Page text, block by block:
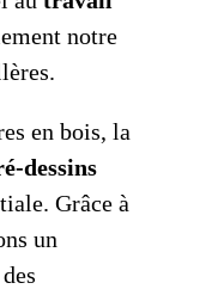
notre
en bois, la
dessins
Grâce à
un